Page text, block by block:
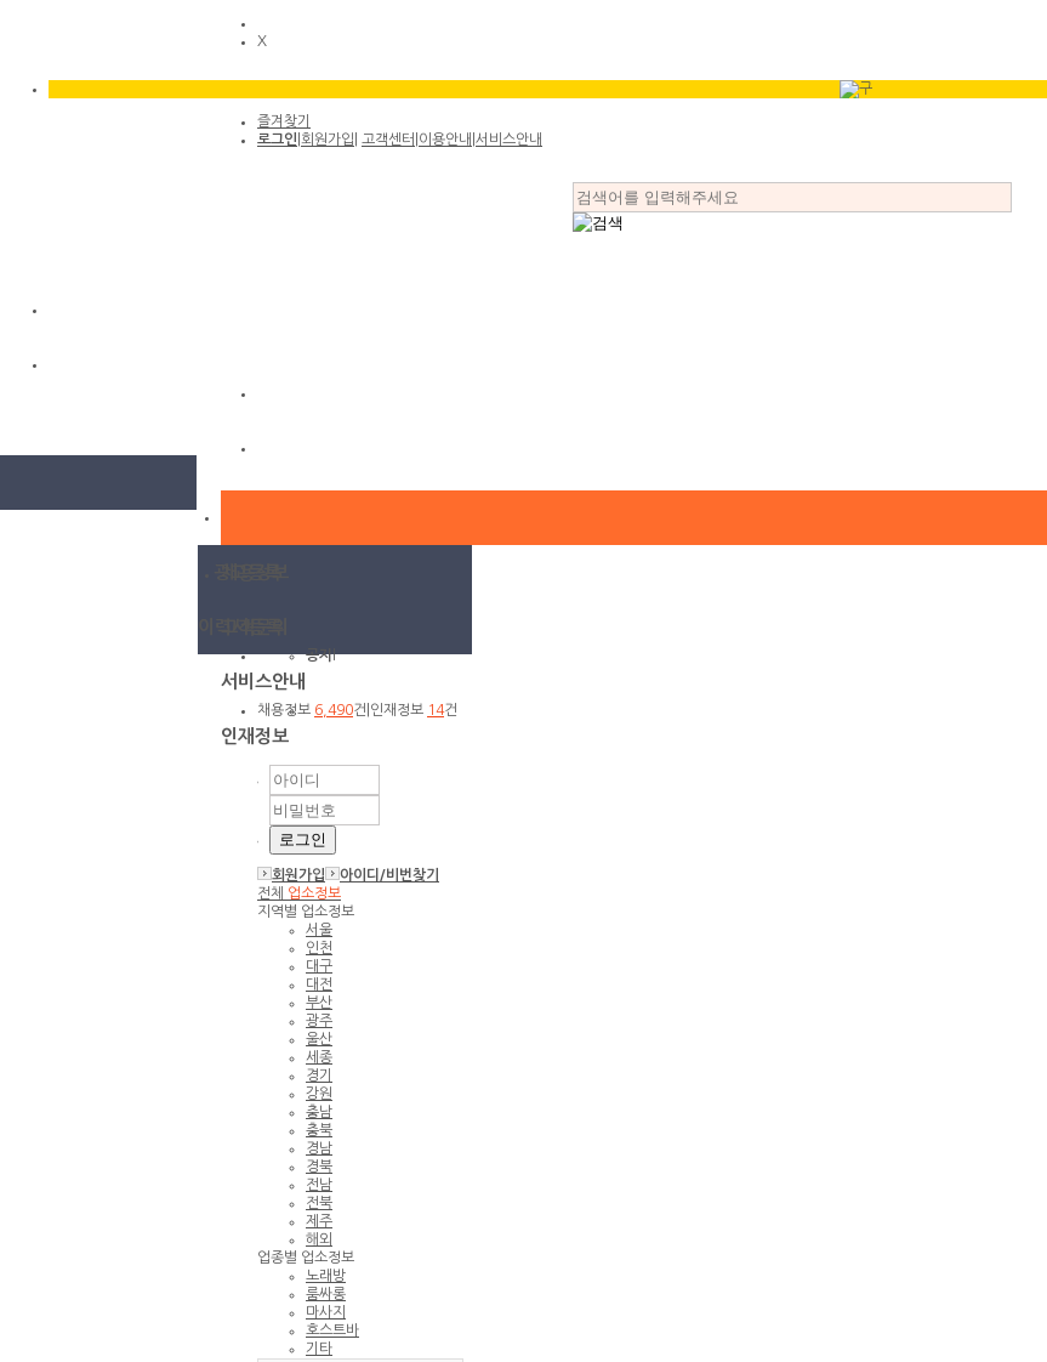
X
즐겨찾기
로그인 회원가입 고객센터 이용안내 서비스안내
서비스안내
인재정보
공지l
채용정보 6,490건 인재정보 14건
회원가입 아이디/비번찾기
전체 업소정보
지역별 업소정보
서울
인천
대구
대전
부산
광주
울산
세종
경기
강원
충남
충북
경남
경북
전남
전북
제주
해외
업종별 업소정보
노래방
룸싸롱
마사지
호스트바
기타